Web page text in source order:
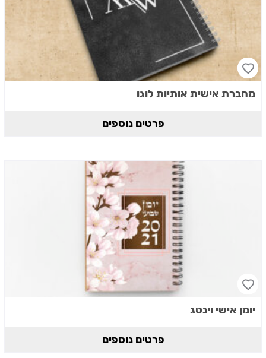
מחברת אישית אותיות לוגו
פרטים נוספים
יומן אישי וינטג
פרטים נוספים